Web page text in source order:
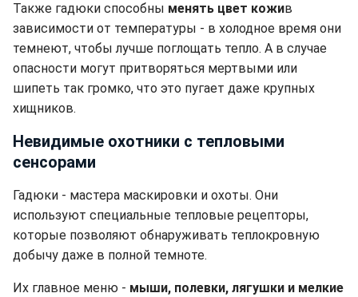
Также гадюки способны менять цвет кожив
зависимости от температуры - в холодное время они
темнеют, чтобы лучше поглощать тепло. А в случае
опасности могут притворяться мертвыми или
шипеть так громко, что это пугает даже крупных
хищников.
Невидимые охотники с тепловыми
сенсорами
Гадюки - мастера маскировки и охоты. Они
используют специальные тепловые рецепторы,
которые позволяют обнаруживать теплокровную
добычу даже в полной темноте.
Их главное меню - мыши, полевки, лягушки и мелкие